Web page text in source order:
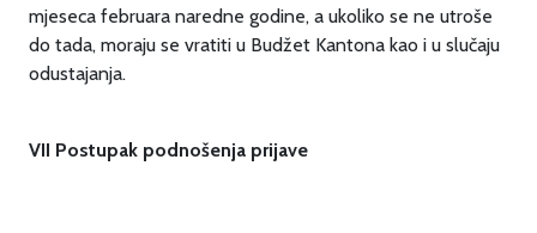
mjeseca februara naredne godine, a ukoliko se ne utroše
do tada, moraju se vratiti u Budžet Kantona kao i u slučaju
odustajanja.
VII Postupak podnošenja prijave